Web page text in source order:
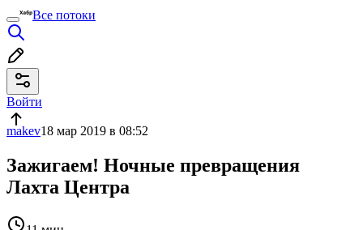
Все потоки
Войти
makev18 мар 2019 в 08:52
Зажигаем! Ночные превращения
Лахта Центра